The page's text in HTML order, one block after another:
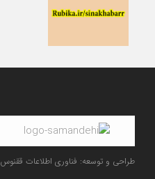
طراحی و توسعه: فناوری اطلاعات ققنوس